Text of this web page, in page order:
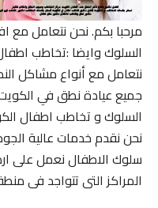
مرحبا بكم. نحن نتعامل مع
السلوك وايضا :تخاطب
نتعامل مع أنواع مشاكل
جميع عيادة نطق في
السلوك و تخاطب اطفال
نحن نقدم خدمات عالية
سلوك الاطفال نعمل على
المراكز التى تتواجد فى